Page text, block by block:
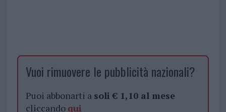
Vuoi rimuovere le pubblicità nazionali?
Puoi abbonarti a soli € 1,10 al mese
cliccando qui